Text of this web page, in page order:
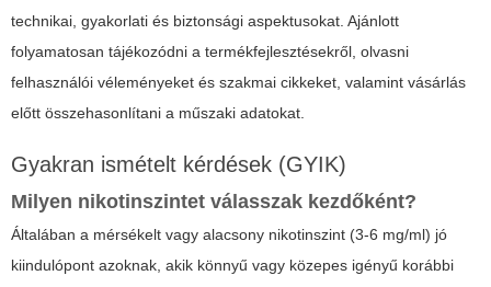
technikai, gyakorlati és biztonsági aspektusokat. Ajánlott
folyamatosan tájékozódni a termékfejlesztésekről, olvasni
felhasználói véleményeket és szakmai cikkeket, valamint vásárlás
előtt összehasonlítani a műszaki adatokat.
Gyakran ismételt kérdések (GYIK)
Milyen nikotinszintet válasszak kezdőként?
Általában a mérsékelt vagy alacsony nikotinszint (3-6 mg/ml) jó
kiindulópont azoknak, akik könnyű vagy közepes igényű korábbi